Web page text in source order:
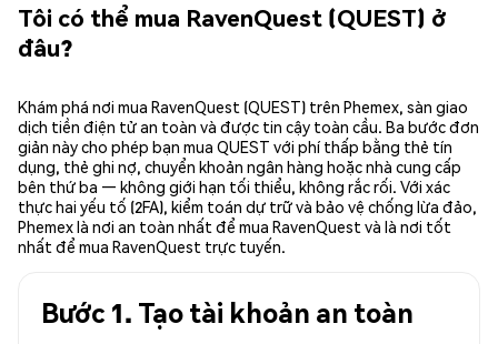
Tôi có thể mua RavenQuest (QUEST) ở
đâu?
Khám phá nơi mua RavenQuest (QUEST) trên Phemex, sàn giao
dịch tiền điện tử an toàn và được tin cậy toàn cầu. Ba bước đơn
giản này cho phép bạn mua QUEST với phí thấp bằng thẻ tín
dụng, thẻ ghi nợ, chuyển khoản ngân hàng hoặc nhà cung cấp
bên thứ ba — không giới hạn tối thiểu, không rắc rối. Với xác
thực hai yếu tố (2FA), kiểm toán dự trữ và bảo vệ chống lừa đảo,
Phemex là nơi an toàn nhất để mua RavenQuest và là nơi tốt
nhất để mua RavenQuest trực tuyến.
Bước 1. Tạo tài khoản an toàn